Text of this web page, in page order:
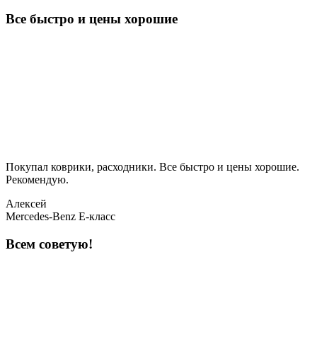
Все быстро и цены хорошие
Покупал коврики, расходники. Все быстро и цены хорошие.
Рекомендую.
Алексей
Mercedes-Benz E-класс
Всем советую!